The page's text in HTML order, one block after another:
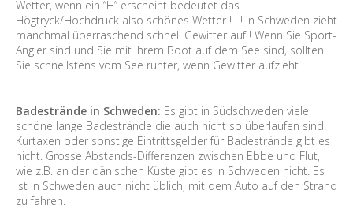
Wetter, wenn ein “H” erscheint bedeutet das
Högtryck/Hochdruck also schönes Wetter ! ! ! In Schweden zieht
manchmal überraschend schnell Gewitter auf ! Wenn Sie Sport-
Angler sind und Sie mit Ihrem Boot auf dem See sind, sollten
Sie schnellstens vom See runter, wenn Gewitter aufzieht !
Badestrände in Schweden: Es gibt in Südschweden viele
schöne lange Badestrände die auch nicht so überlaufen sind.
Kurtaxen oder sonstige Eintrittsgelder für Badestrände gibt es
nicht. Grosse Abstands-Differenzen zwischen Ebbe und Flut,
wie z.B. an der dänischen Küste gibt es in Schweden nicht. Es
ist in Schweden auch nicht üblich, mit dem Auto auf den Strand
zu fahren.